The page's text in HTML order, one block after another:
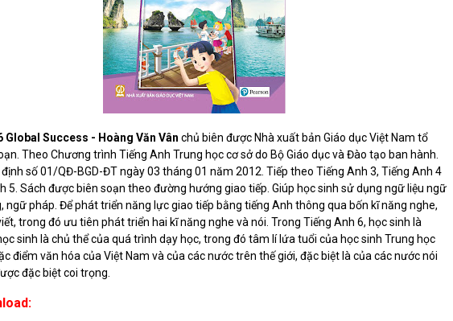
Global Success - Hoàng Văn Vân chủ biên được Nhà xuất bản Giáo dục Việt Nam tổ
Theo Chương trình Tiếng Anh Trung học cơ sở do Bộ Giáo dục và Đào tạo ban hành.
số 01/QĐ-BGD-ĐT ngày 03 tháng 01 năm 2012. Tiếp theo Tiếng Anh 3, Tiếng Anh 4
5. Sách được biên soạn theo đường hướng giao tiếp. Giúp học sinh sử dụng ngữ liệu ngữ
ngữ pháp. Để phát triển năng lực giao tiếp bằng tiếng Anh thông qua bốn kĩ năng nghe,
trong đó ưu tiên phát triển hai kĩ năng nghe và nói. Trong Tiếng Anh 6, học sinh là
sinh là chủ thể của quá trình dạy học, trong đó tâm lí lứa tuổi của học sinh Trung học
điểm văn hóa của Việt Nam và của các nước trên thế giới, đặc biệt là của các nước nói
đặc biệt coi trọng.